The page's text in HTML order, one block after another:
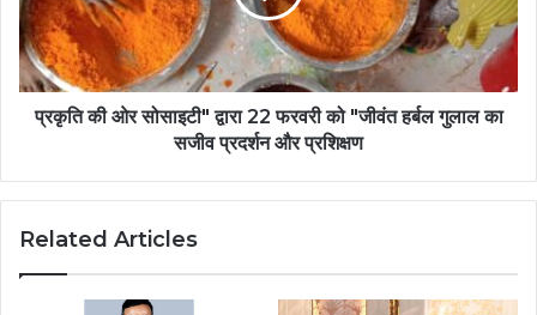
प्रकृति की ओर सोसाइटी" द्वारा 22 फरवरी को "जीवंत हर्बल गुलाल का
सजीव प्रदर्शन और प्रशिक्षण
Related Articles